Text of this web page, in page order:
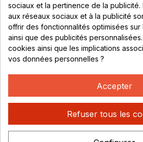
Lundi au
8h - 16h
uniquement sur
CONTACT
04 78 37 00
sociaux et la pertinence de la publicité.
aux réseaux sociaux et à la publicité
offrir des fonctionnalités optimisées sur
ainsi que des publicités
cookies ainsi que les implications
vos données personnelles ?
Accepter
Refuser tous les